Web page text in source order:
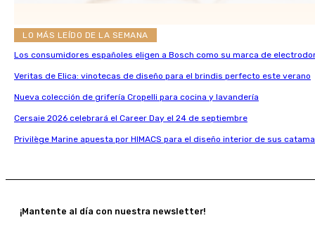
LO MÁS LEÍDO DE LA SEMANA
Los consumidores españoles eligen a Bosch como su marca de
Veritas de Elica: vinotecas de diseño para el brindis perfecto este verano
Nueva colección de grifería Cropelli para cocina y lavandería
Cersaie 2026 celebrará el Career Day el 24 de septiembre
Privilège Marine apuesta por HIMACS para el diseño interior de sus
¡Mantente al día con nuestra newsletter!